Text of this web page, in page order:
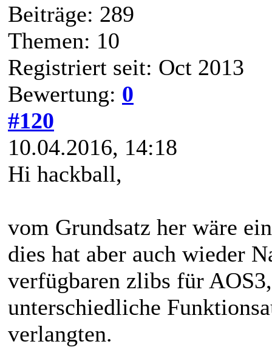
Beiträge: 289
Themen: 10
Registriert seit: Oct 2013
Bewertung: 0
#120
10.04.2016, 14:18
Hi hackball,
vom Grundsatz her wäre
dies hat aber auch wieder
verfügbaren zlibs für
unterschiedliche
verlangten.